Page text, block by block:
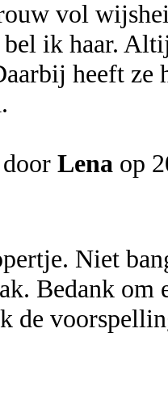
vol
ik haar.
heeft ze
Lena op
Niet
Bedank
de